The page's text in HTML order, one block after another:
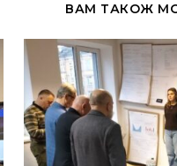
ВАМ ТАКОЖ